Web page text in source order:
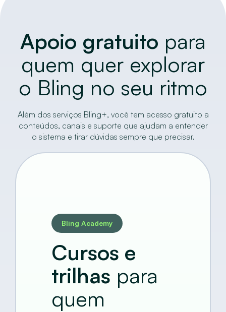
Apoio gratuito para
quem quer explorar
o Bling no seu ritmo
Além dos serviços Bling+, você tem acesso gratuito a
conteúdos, canais e suporte que ajudam a entender
o sistema e tirar dúvidas sempre que precisar.
Bling Academy
Cursos e
trilhas para
quem